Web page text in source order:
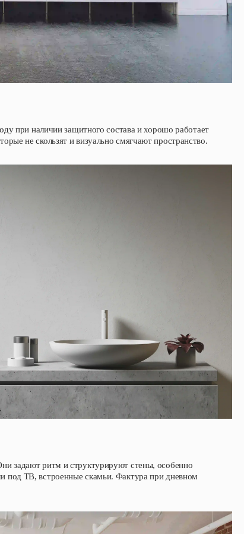
при наличии защитного состава и хорошо работает
не скользят и визуально смягчают пространство.
задают ритм и структурируют стены, особенно
под ТВ, встроенные скамьи. Фактура при дневном